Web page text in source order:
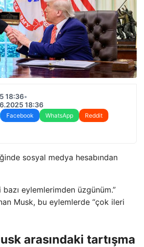
18:36•
18:36
Facebook WhatsApp
Reddit
sosyal medya hesabından
bazı eylemlerimden üzgünüm.”
Musk, bu eylemlerde “çok ileri
arasındaki tartışma